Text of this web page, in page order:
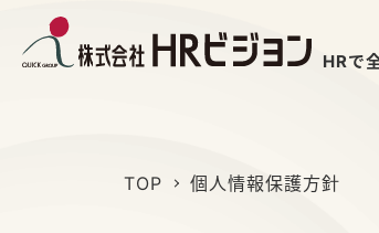
HRで
TOP 個人情報保護方針